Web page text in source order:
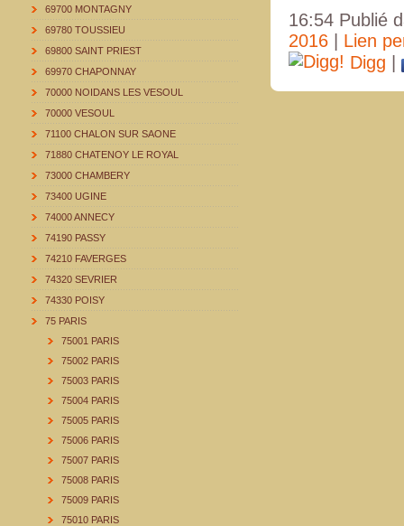
69700 MONTAGNY
69780 TOUSSIEU
69800 SAINT PRIEST
69970 CHAPONNAY
70000 NOIDANS LES VESOUL
70000 VESOUL
71100 CHALON SUR SAONE
71880 CHATENOY LE ROYAL
73000 CHAMBERY
73400 UGINE
74000 ANNECY
74190 PASSY
74210 FAVERGES
74320 SEVRIER
74330 POISY
75 PARIS
75001 PARIS
75002 PARIS
75003 PARIS
75004 PARIS
75005 PARIS
75006 PARIS
75007 PARIS
75008 PARIS
75009 PARIS
75010 PARIS
16:54 Publié
2016
Lien
Digg